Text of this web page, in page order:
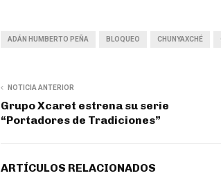
ADÁN HUMBERTO PEÑA BLOQUEO CHUNYAXCHÉ
NOTICIA ANTERIOR
Grupo Xcaret estrena su serie
“Portadores de Tradiciones”
ARTÍCULOS RELACIONADOS